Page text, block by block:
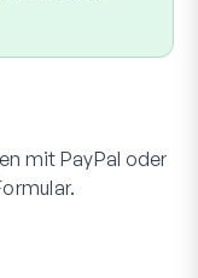
mit PayPal oder